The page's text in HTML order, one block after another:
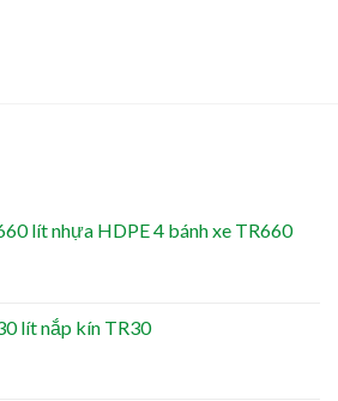
lít nhựa HDPE 4 bánh xe TR660
lít nắp kín TR30